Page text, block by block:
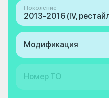
Поколение
2013-2016 (IV,
Модификация
Номер ТО